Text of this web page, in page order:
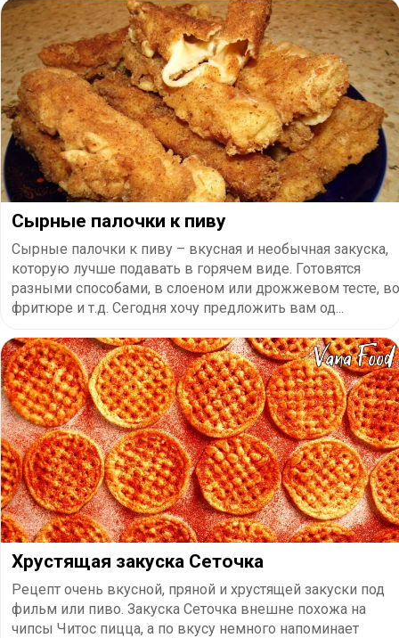
Сырные палочки к пиву
Сырные палочки к пиву – вкусная и необычная закуска,
которую лучше подавать в горячем виде. Готовятся
разными способами, в слоеном или дрожжевом тесте, во
фритюре и т.д. Сегодня хочу предложить вам од...
Хрустящая закуска Сеточка
Рецепт очень вкусной, пряной и хрустящей закуски под
фильм или пиво. Закуска Сеточка внешне похожа на
чипсы Читос пицца, а по вкусу немного напоминает